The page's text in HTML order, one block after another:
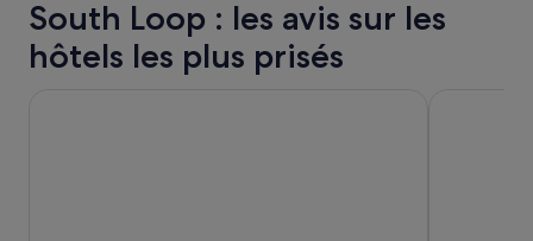
o
n
?
s’appliquer.
South Loop : les avis sur les
hôtels les plus prisés